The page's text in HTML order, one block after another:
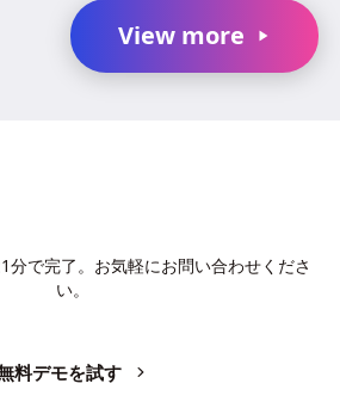
View more
分で完了。お気軽にお問い合わせくださ
い。
料デモを試す